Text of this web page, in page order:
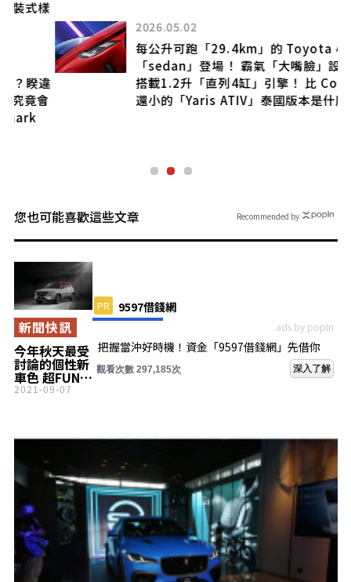
2026.05.02
每公升可跑「29.4km」的 Toyota 小型
「sedan」登場！ 霸氣「大嘴臉」設計＋
搭載1.2升「直列4缸」引擎！ 比 Corolla
還小的「Yaris ATIV」泰國版本是什麼？
您也可能喜歡這些文章
今年秋天最受
討論的個性新
車色 超FUN休
旅 HYUNDAI
新聞快訊
2021-09-07
PR 9597借錢網
ads by popIn
把握當沖好時機！資金「9597借錢網」先借你
觀看次數 297,185次 深入了解
Recommended by